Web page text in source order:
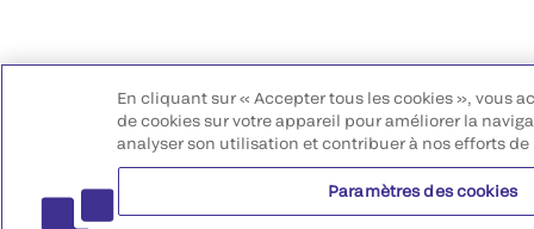
En cliquant sur « Accepter tous les cookies », vous
de cookies sur votre appareil pour améliorer la
analyser son utilisation et contribuer à nos efforts
Paramètres des cookies